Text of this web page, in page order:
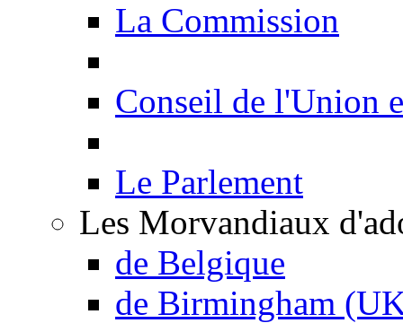
La Commission
Conseil de l'Union
Le Parlement
Les Morvandiaux
de Belgique
de Birmingham